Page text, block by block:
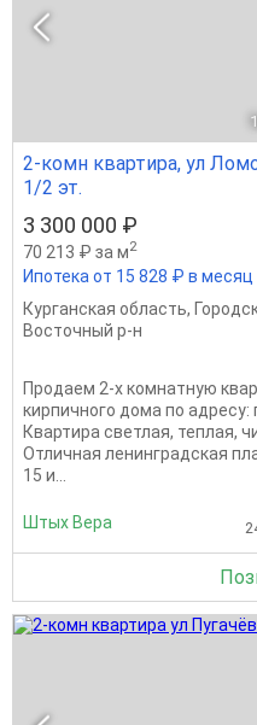
1
2-комн квартира, ул
1/2 эт.
3 300 000 ₽
70 213 ₽ за м2
Ипотека от 15 828 ₽ в месяц
Курганская область,
Восточный р-н
Продаем 2-х комнатную
кирпичного дома по адресу:
Квартира светлая, теплая,
Отличная ленинградская
15 и...
Штых Вера